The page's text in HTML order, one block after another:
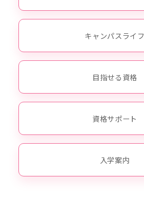
キャンパスライフ
目指せる資格
資格サポート
入学案内